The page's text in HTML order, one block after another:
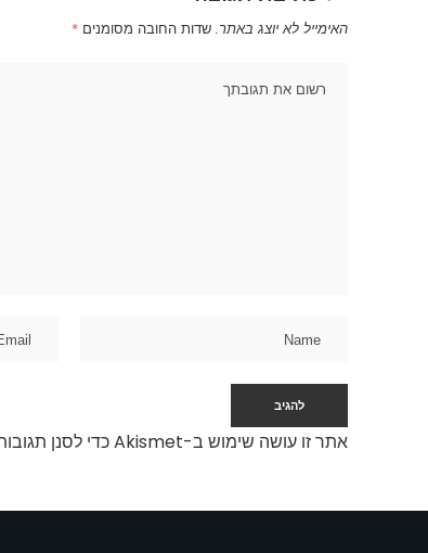
האימייל לא יוצג באתר. שדות החובה מסומנים *
אתר זו עושה שימוש ב-Akismet כדי לסנן תגובות זבל.